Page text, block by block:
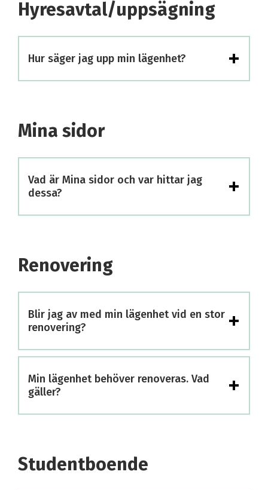
Hyresavtal/uppsägning
Hur säger jag upp min lägenhet? +
Mina sidor
Vad är Mina sidor och var hittar jag
dessa?
+
Renovering
Blir jag av med min lägenhet vid en stor
renovering?
+
Min lägenhet behöver renoveras. Vad
gäller?
+
Studentboende